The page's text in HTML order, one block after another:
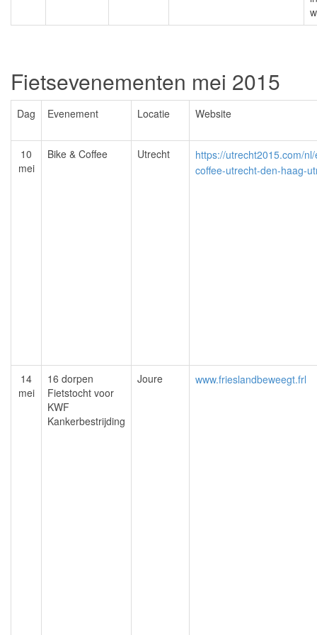
Fietsevenementen mei 2015
Dag Evenement Locatie Website
10
mei
Bike & Coffee Utrecht
https://utrecht2015.com/
coffee-utrecht-den-haag-
14
mei
16 dorpen
Fietstocht voor
KWF
Kankerbestrijding
Joure www.frieslandbeweegt.frl